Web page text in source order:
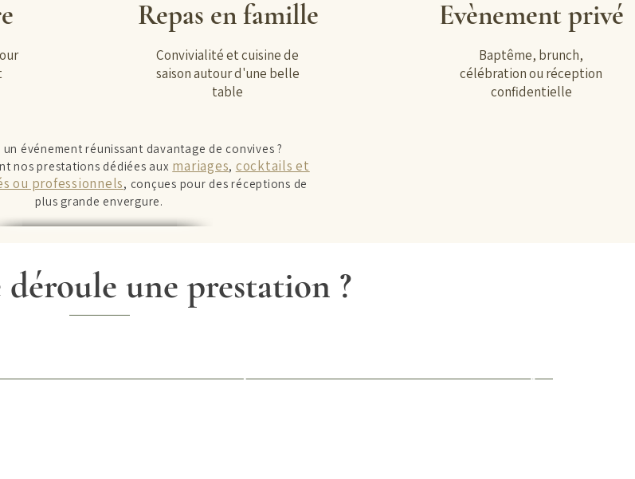
Repas en famille
Convivialité et cuisine de
saison autour d'une belle
table
Evènement privé
Baptême, brunch,
célébration ou réception
confidentielle
événement réunissant davantage de convives ?
nos prestations dédiées aux mariages, cocktails et
ou professionnels, conçues pour des réceptions de
plus grande envergure.
une prestation ?
3 4